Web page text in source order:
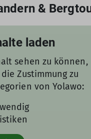
laden
sehen zu können,
Zustimmung zu
von Yolawo: